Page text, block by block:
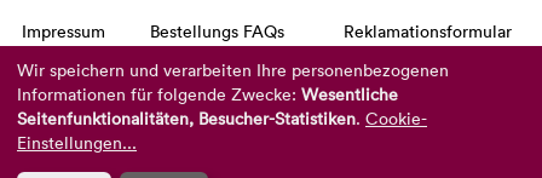
Impressum Bestellungs FAQs
Reklamationsformular
AGB
Datenschutzerklärung
Barrierefreiheitserklärung
Telefon:+49 8104 8873-310
(Mo-Do: 9-16 Uhr und Fr: 9-14 Uhr)
Wir speichern und verarbeiten Ihre personenbezogenen
Informationen für folgende Zwecke: Wesentliche
Seitenfunktionalitäten, Besucher-Statistiken. Cookie-
Einstellungen...